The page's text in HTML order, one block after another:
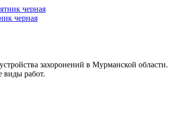
черная
захоронений в Мурманской области.
виды работ.